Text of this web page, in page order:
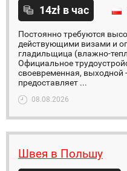
14zł в час
Постоянно требуются
действующими визами и
гладильщица (влажно-
Официальное
своевременная, выходной
предоставляет ...
08.08.2026
Швея в Польшу